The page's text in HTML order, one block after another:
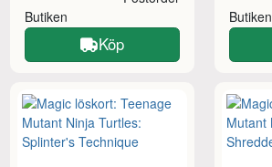
Butiken
Köp
Butiken